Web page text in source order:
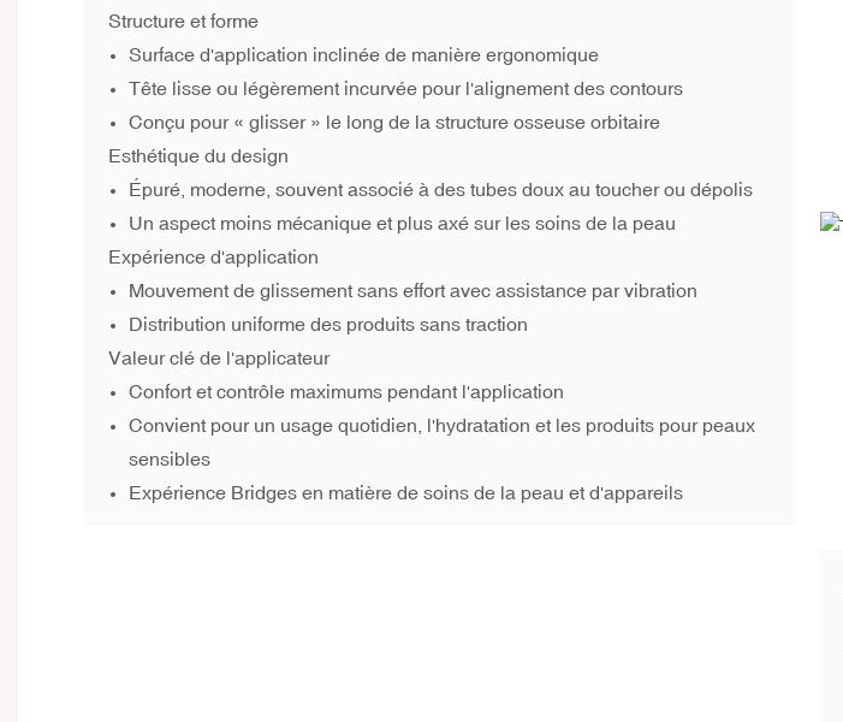
Structure et forme
Surface d'application inclinée de manière ergonomique
Tête lisse ou légèrement incurvée pour l'alignement des contours
Conçu pour « glisser » le long de la structure osseuse orbitaire
Esthétique du design
Épuré, moderne, souvent associé à des tubes doux au toucher ou dépolis
Un aspect moins mécanique et plus axé sur les soins de la peau
Expérience d'application
Mouvement de glissement sans effort avec assistance par vibration
Distribution uniforme des produits sans traction
Valeur clé de l'applicateur
Confort et contrôle maximums pendant l'application
Convient pour un usage quotidien, l'hydratation et les produits pour peaux
sensibles
Expérience Bridges en matière de soins de la peau et d'appareils